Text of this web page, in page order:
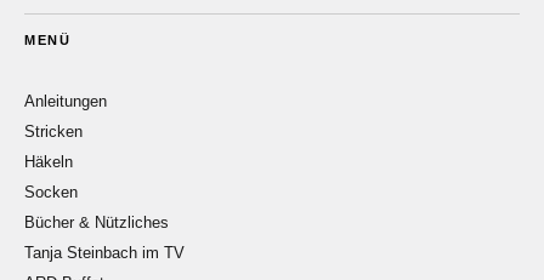
MENÜ
Anleitungen
Stricken
Häkeln
Socken
Bücher & Nützliches
Tanja Steinbach im TV